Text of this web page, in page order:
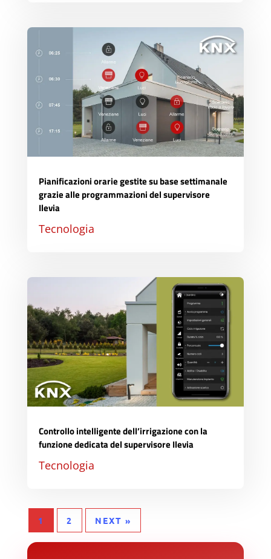
Pianificazioni orarie gestite su base settimanale
grazie alle programmazioni del supervisore
Ilevia
Tecnologia
Controllo intelligente dell’irrigazione con la
funzione dedicata del supervisore Ilevia
Tecnologia
1 2 NEXT »